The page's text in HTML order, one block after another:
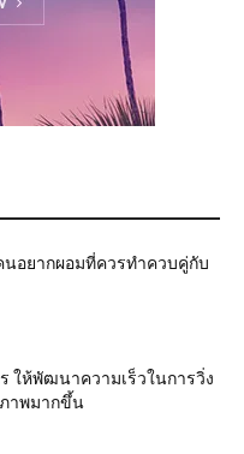
นอยากผอมที่ควรทำควบคู่กับ
ร ให้พัฒนาความเร็วในการวิ่ง
าพมากขึ้น